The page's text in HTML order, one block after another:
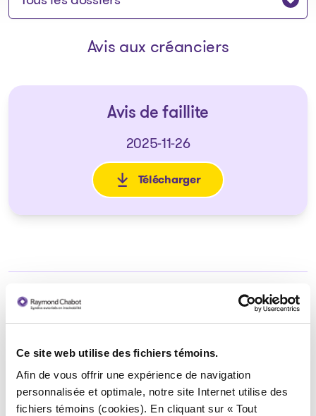
Ce site web utilise des fichiers témoins.
Afin de vous offrir une expérience de navigation
personnalisée et optimale, notre site Internet utilise des
fichiers témoins (cookies). En cliquant sur « Tout
Avis aux créanciers
Avis de faillite
2025-11-26
Télécharger
: Avis de faillite